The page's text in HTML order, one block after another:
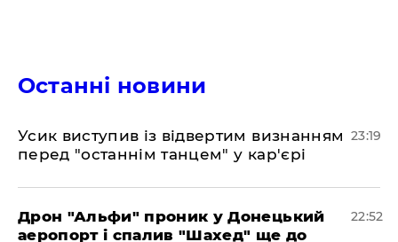
Останні новини
​Усик виступив із відвертим визнанням
перед "останнім танцем" у кар'єрі
23:19
​Дрон "Альфи" проник у Донецький
аеропорт і спалив "Шахед" ще до
22:52